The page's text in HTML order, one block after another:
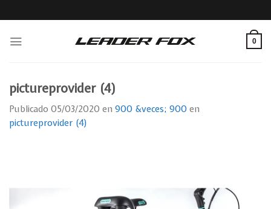
to
0
pictureprovider (4)
Publicado 05/03/2020 en 900 &veces; 900 en
pictureprovider (4)